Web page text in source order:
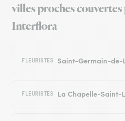
villes proches couvertes
Interflora
FLEURISTES Saint-Germain-de-
FLEURISTES La Chapelle-Saint-